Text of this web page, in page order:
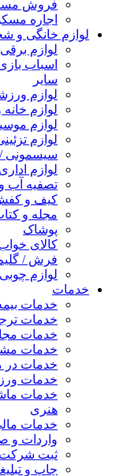
فروش
اجاره
لوازم خانگی و
لوازم
اسباب
سایر
لوازم
لوازم
لوازم
لوازم
سیسمونی /
لوازم
تصفیه آب و
کیف و
مجله و
پوشاک
کالای
فرش /
لوازم
خدمات
خدمات
خدمات
خدمات
خدمات
خدمات در
خدمات
خدمات
هنری
خدمات
واردات و
ثبت شرکت
چاپ و